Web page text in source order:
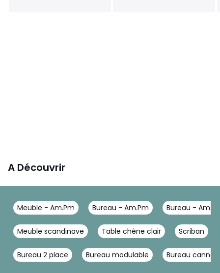
A Découvrir
Meuble - Am.Pm Bureau - Am.Pm Bureau -
Meuble scandinave Table chêne clair Scriban
Bureau 2 place Bureau modulable Bureau